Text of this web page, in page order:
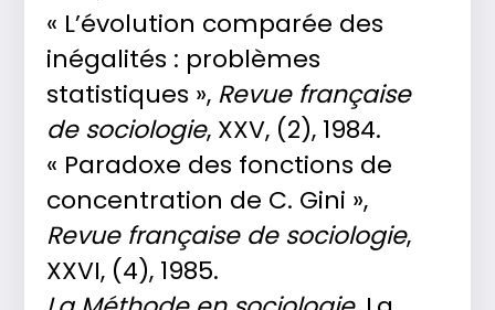
« L’évolution comparée des
inégalités : problèmes
statistiques », Revue française
de sociologie, XXV, (2), 1984.
« Paradoxe des fonctions de
concentration de C. Gini »,
Revue française de sociologie,
XXVI, (4), 1985.